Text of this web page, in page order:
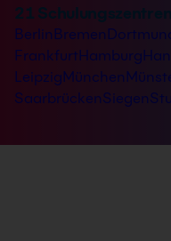
21
Berlin Bremen Dortmund
FrankfurtHamburg
LeipzigMünchen
SaarbrückenSiegen